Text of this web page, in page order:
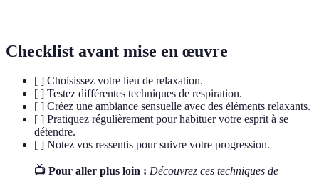
Checklist avant mise en œuvre
[ ] Choisissez votre lieu de relaxation.
[ ] Testez différentes techniques de respiration.
[ ] Créez une ambiance sensuelle avec des éléments relaxants.
[ ] Pratiquez régulièrement pour habituer votre esprit à se
détendre.
[ ] Notez vos ressentis pour suivre votre progression.
📺 Pour aller plus loin : Découvrez ces techniques de